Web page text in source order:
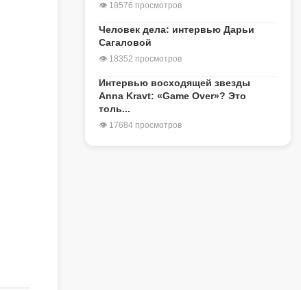
👁 18576 просмотров
Человек дела: интервью Дарьи
Сагаловой
👁 18352 просмотров
Интервью восходящей звезды
Anna Kravt: «Game Over»? Это
толь...
👁 17684 просмотров